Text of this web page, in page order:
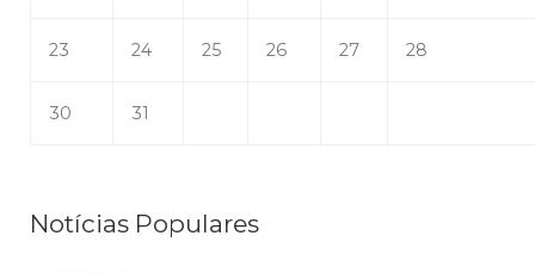
23 24 25 26 27 28
30 31
Notícias Populares